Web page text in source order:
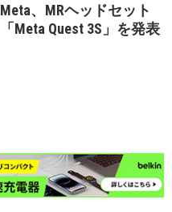
Meta、MRヘッドセット
「Meta Quest 3S」を発表